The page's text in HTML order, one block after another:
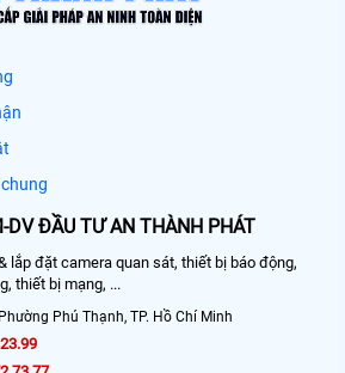
DV ĐẦU TƯ AN THÀNH PHÁT
lắp đặt camera quan sát, thiết bị báo động,
thiết bị mạng, ...
Phú Thạnh, TP. Hồ Chí Minh